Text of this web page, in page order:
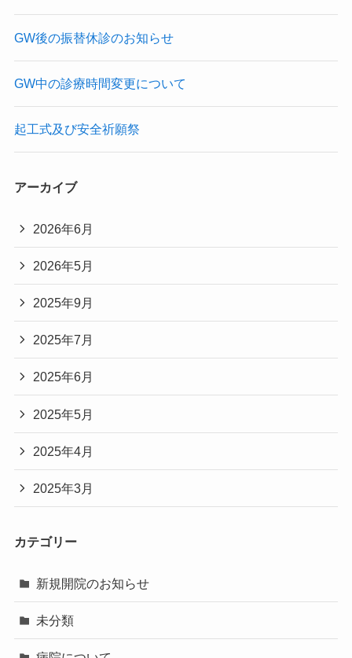
GW後の振替休診のお知らせ
GW中の診療時間変更について
起工式及び安全祈願祭
アーカイブ
2026年6月
2026年5月
2025年9月
2025年7月
2025年6月
2025年5月
2025年4月
2025年3月
カテゴリー
新規開院のお知らせ
未分類